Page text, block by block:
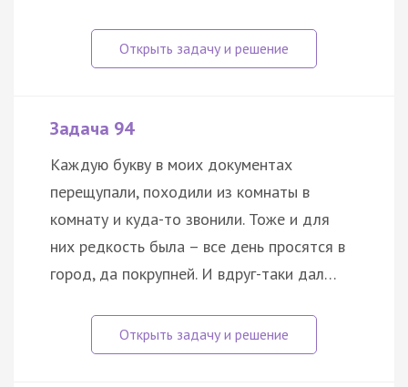
Задача 94
Каждую букву в моих документах
перещупали, походили из комнаты в
комнату и куда-то звонили. Тоже и для
них редкость была – все день просятся в
город, да покрупней. И вдруг-таки дал…